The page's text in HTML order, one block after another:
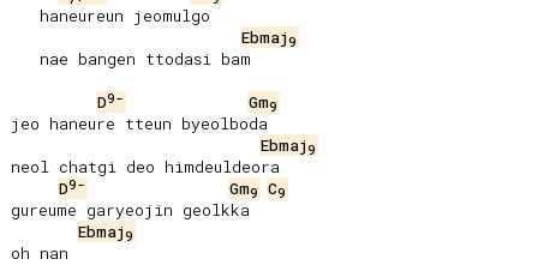
Ebmaj9
D9- Gm9
jeo haneure tteun byeolboda
Ebmaj9
neol chatgi deo himdeuldeora
D9- Gm9 C9
gureume garyeojin geolkka
Ebmaj9
oh nan